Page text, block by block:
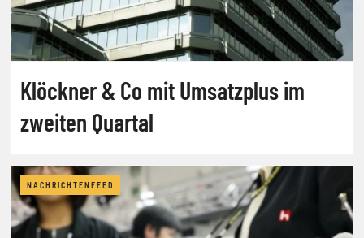
Klöckner & Co mit Umsatzplus im
zweiten Quartal
NACHRICHTENFEED